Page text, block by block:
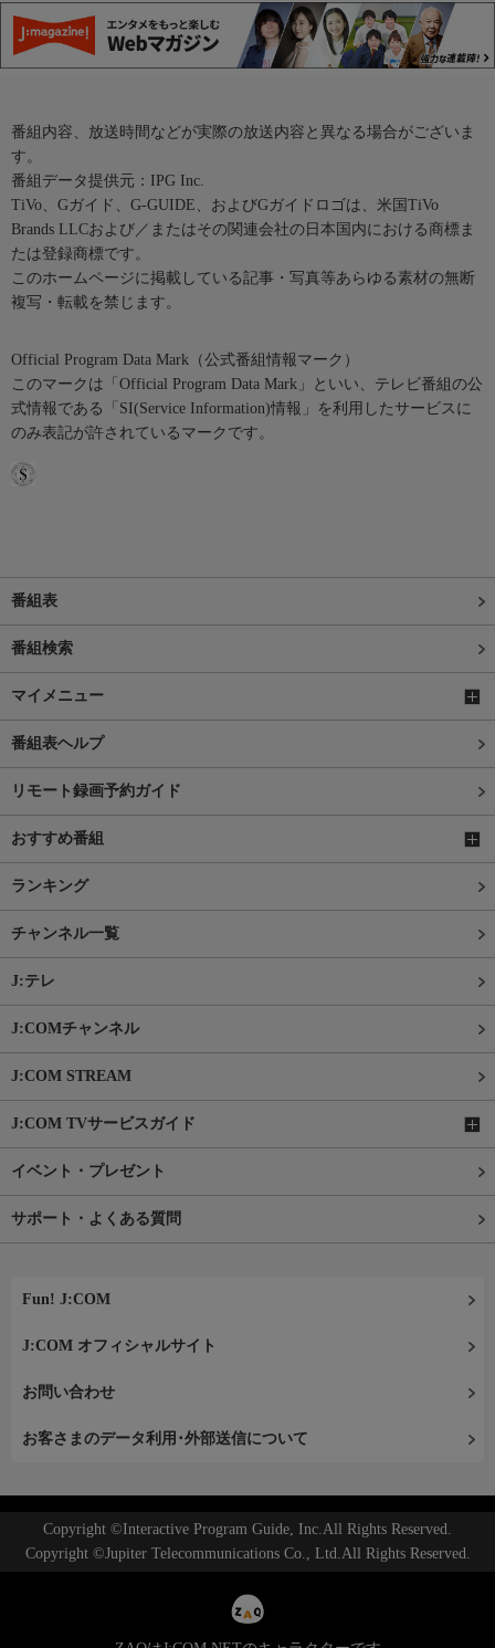
番組内容、放送時間などが実際の放送内容と異なる場合がございま
す。
番組データ提供元：IPG Inc.
TiVo、Gガイド、G-GUIDE、およびGガイドロゴは、米国TiVo
Brands LLCおよび／またはその関連会社の日本国内における商標ま
たは登録商標です。
このホームページに掲載している記事・写真等あらゆる素材の無断
複写・転載を禁じます。
Official Program Data Mark（公式番組情報マーク）
このマークは「Official Program Data Mark」といい、テレビ番組の公
式情報である「SI(Service Information)情報」を利用したサービスに
のみ表記が許されているマークです。
番組表
番組検索
マイメニュー
番組表ヘルプ
リモート録画予約ガイド
おすすめ番組
ランキング
チャンネル一覧
J:テレ
J:COMチャンネル
J:COM STREAM
J:COM TVサービスガイド
イベント・プレゼント
サポート・よくある質問
Fun! J:COM
J:COM オフィシャルサイト
お問い合わせ
お客さまのデータ利用･外部送信について
Copyright ©Interactive Program Guide, Inc.All Rights Reserved.
Copyright ©Jupiter Telecommunications Co., Ltd.All Rights Reserved.